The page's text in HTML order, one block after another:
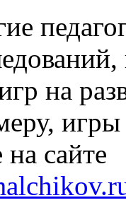
на
игры
сайте